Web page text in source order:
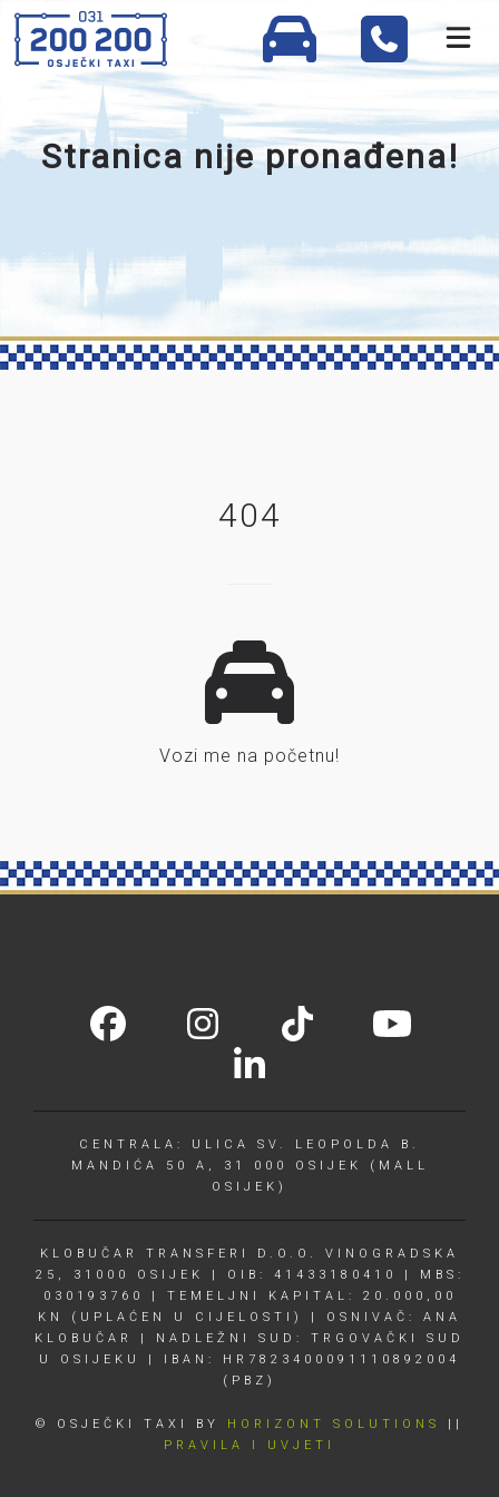
Stranica nije pronađena!
404
Vozi me na početnu!
CENTRALA: ULICA SV. LEOPOLDA B.
MANDIĆA 50 A, 31 000 OSIJEK (MALL
OSIJEK)
KLOBUČAR TRANSFERI D.O.O. VINOGRADSKA
25, 31000 OSIJEK | OIB: 41433180410 | MBS:
030193760 | TEMELJNI KAPITAL: 20.000,00
KN (UPLAĆEN U CIJELOSTI) | OSNIVAČ: ANA
KLOBUČAR | NADLEŽNI SUD: TRGOVAČKI SUD
U OSIJEKU | IBAN: HR7823400091110892004
(PBZ)
© OSJEČKI TAXI BY HORIZONT SOLUTIONS
||
PRAVILA I UVJETI